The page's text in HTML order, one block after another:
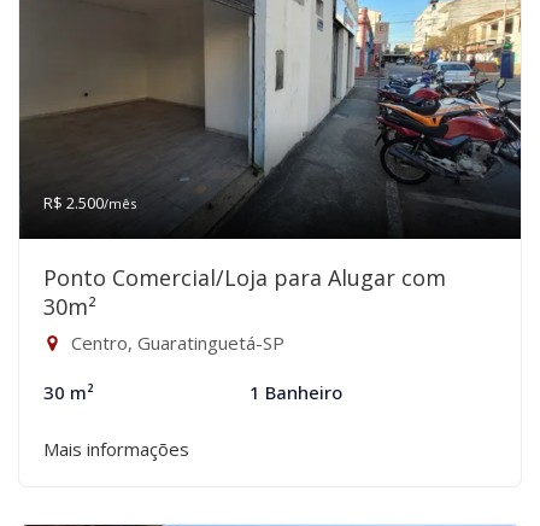
R$ 2.500/mês
Ponto Comercial/Loja para Alugar com
30m²
Centro, Guaratinguetá-SP
30 m² 1 Banheiro
Mais informações